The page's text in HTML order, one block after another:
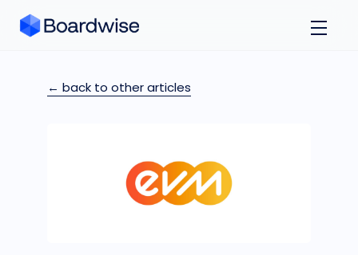
← back to other articles